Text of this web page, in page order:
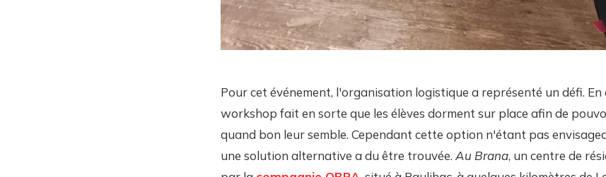
Pour cet événement, l'organisation logistique a représenté un défi. En
workshop fait en sorte que les élèves dorment sur place afin de
quand bon leur semble. Cependant cette option n'étant pas
une solution alternative a du être trouvée. Au Brana, un centre de